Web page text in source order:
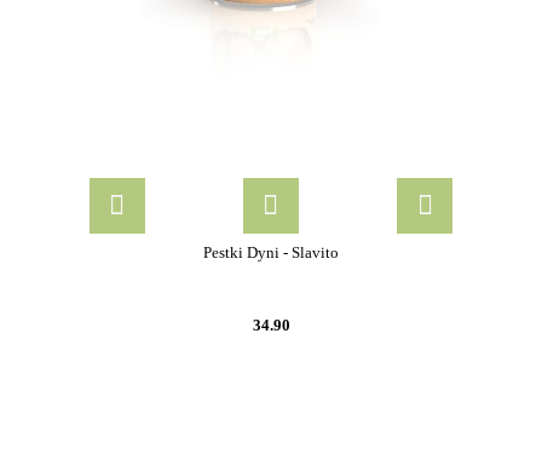
Pestki Dyni - Slavito
34.90